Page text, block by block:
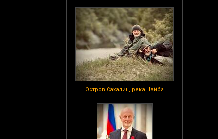
Остров Сахалин, река Найба